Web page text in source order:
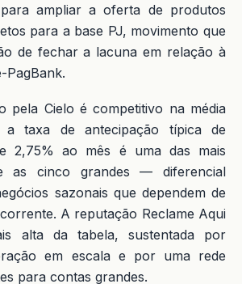
ampliar a oferta de produtos
para a base PJ, movimento que
de fechar a lacuna em relação à
PagBank.
pela Cielo é competitivo na média
taxa de antecipação típica de
2,75% ao mês é uma das mais
as cinco grandes — diferencial
sazonais que dependem de
A reputação Reclame Aqui
alta da tabela, sustentada por
em escala e por uma rede
para contas grandes.